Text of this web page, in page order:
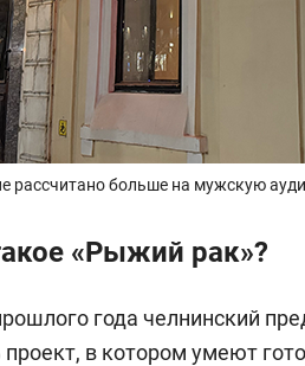
рассчитано больше на мужскую
«Рыжий рак»?
года челнинский
проект, в котором умеют